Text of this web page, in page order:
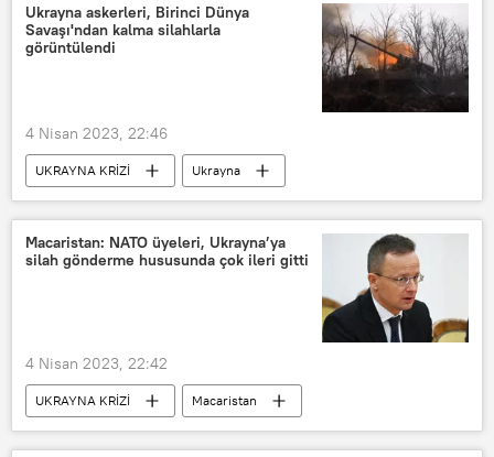
Ukrayna askerleri, Birinci Dünya
Savaşı'ndan kalma silahlarla
görüntülendi
4 Nisan 2023, 22:46
UKRAYNA KRİZİ
Ukrayna
Birinci Dünya Savaşı
Silah
Macaristan: NATO üyeleri, Ukrayna’ya
silah gönderme hususunda çok ileri gitti
4 Nisan 2023, 22:42
UKRAYNA KRİZİ
Macaristan
Ukrayna
Peter Szijjarto